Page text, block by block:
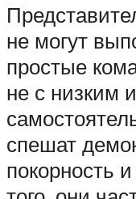
не могут
простые
не с низким
спешат
покорность